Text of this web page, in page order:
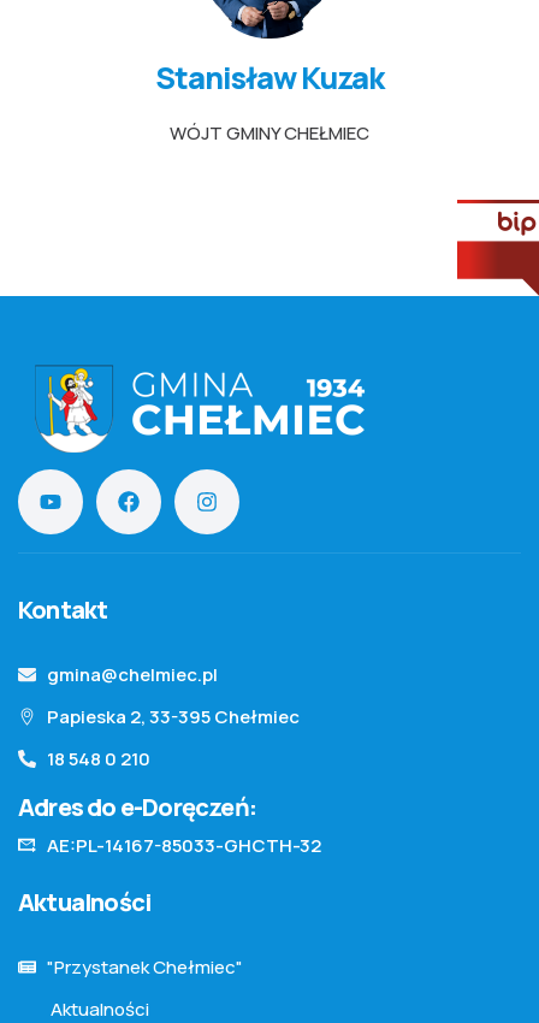
Stanisław Kuzak
WÓJT GMINY CHEŁMIEC
Kontakt
gmina@chelmiec.pl
Papieska 2, 33-395 Chełmiec
18 548 0 210
Adres do e-Doręczeń:
AE:PL-14167-85033-GHCTH-32
Aktualności
"Przystanek Chełmiec"
Aktualności